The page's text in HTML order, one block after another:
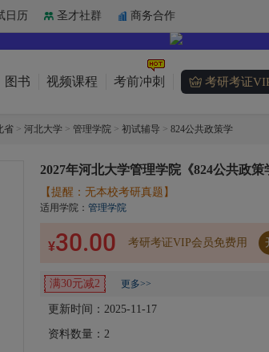
日历 圣才社群 商务合作
图书 视频课程 考前冲刺 考研考证
省 > 河北大学 > 管理学院 > 初试辅导 > 824公共政策学
2027年河北大学管理学院《824公共政
【提醒：无本校考研真题】
适用学院： 管理学院
¥30.00 考研考证VIP会员免费用
满30元减2 更多>>
更新时间：2025-11-17
资料数量： 2